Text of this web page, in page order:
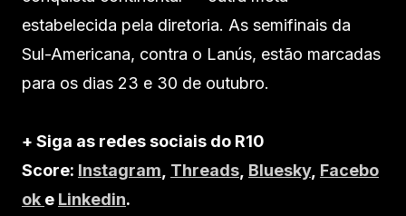
estabelecida pela diretoria. As semifinais da
Sul-Americana, contra o Lanús, estão marcadas
para os dias 23 e 30 de outubro.
+ Siga as redes sociais do R10
Score: Instagram Threads Bluesky, Facebo
ok e Linkedin.